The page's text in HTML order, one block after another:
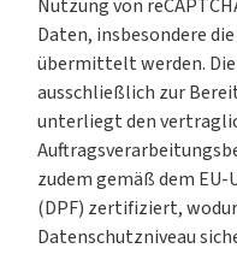
Nutzung von
Daten, insbesondere
übermittelt werden.
ausschließlich zur
unterliegt den
zudem gemäß dem
(DPF) zertifiziert,
Datenschutzniveau